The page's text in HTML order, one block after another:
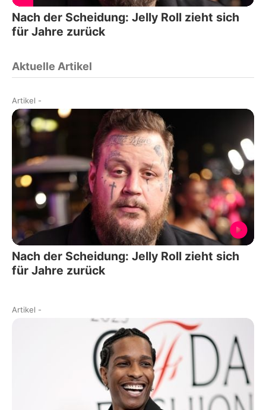
Nach der Scheidung: Jelly Roll zieht sich
für Jahre zurück
Aktuelle Artikel
Artikel -
Nach der Scheidung: Jelly Roll zieht sich
für Jahre zurück
Artikel -